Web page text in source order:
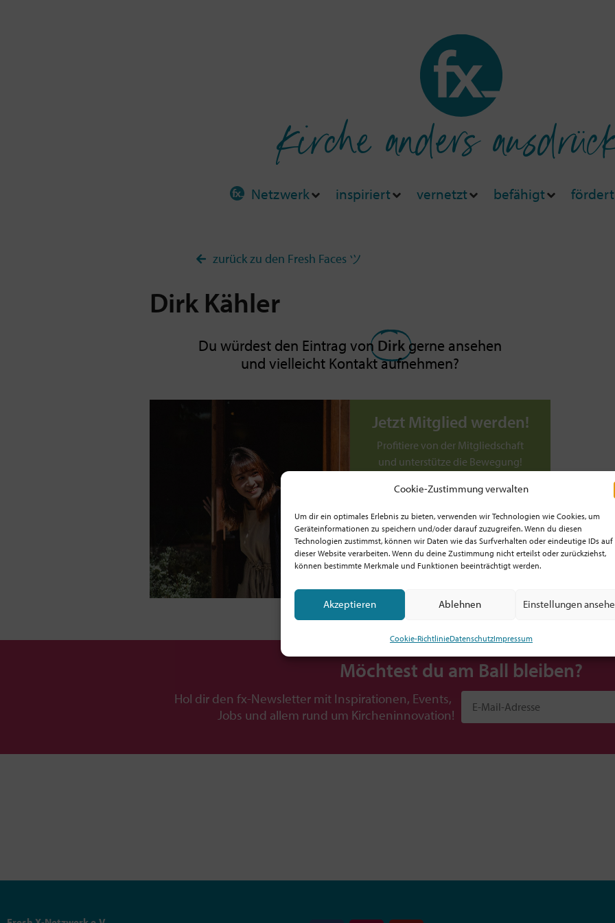
Cookie-Zustimmung verwalten
Um dir ein optimales Erlebnis zu bieten, verwenden wir Technologien wie Cookies, um
Geräteinformationen zu speichern und/oder darauf zuzugreifen. Wenn du diesen
Technologien zustimmst, können wir Daten wie das Surfverhalten oder eindeutige IDs auf
dieser Website verarbeiten. Wenn du deine Zustimmung nicht erteilst oder zurückziehst,
können bestimmte Merkmale und Funktionen beeinträchtigt werden.
Akzeptieren Ablehnen Einstellungen
Cookie-RichtlinieDatenschutzImpressum
Kirche anders
Netzwerk inspiriert vernetzt befähigt fördert
zurück zu den Fresh Faces ツ
Dirk Kähler
Du würdest den Eintrag von Dirkgerne ansehen
und vielleicht Kontakt aufnehmen?
Jetzt Mitglied werden!
Profitiere von der Mitgliedschaft
und unterstütze die Bewegung!
Werde jetzt Mitglied ab
TIPP: Prüfe, ob dein
Arbeitgeber! / deine
Dienststelle die
Möchtest du am Ball bleiben?
Hol dir den fx-Newsletter mit Inspirationen, Events,
Jobs und allem rund um Kircheninnovation!